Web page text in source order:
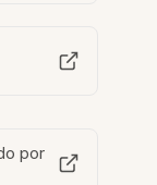
por